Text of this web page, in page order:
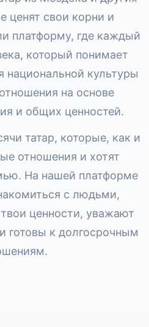
ценят свои корни и
платформу, где каждый
который понимает
национальной культуры
на основе
и общих ценностей.
татар, которые, как и
отношения и хотят
На нашей платформе
с людьми,
ценности, уважают
готовы к долгосрочным